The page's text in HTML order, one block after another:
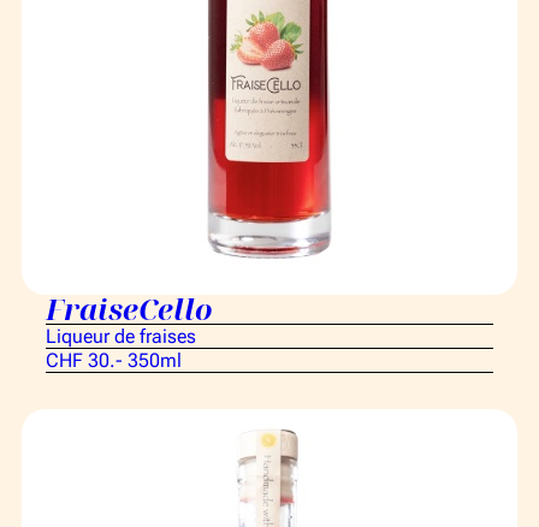
FraiseCello
Liqueur de fraises
CHF 30.- 350ml